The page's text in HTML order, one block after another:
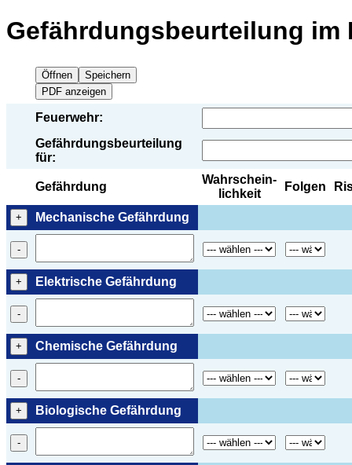
Gefährdungsbeurteilung im
Öffnen
Feuerwehr:
Gefährdungsbeurteilung
für:
Gefährdung
Wahrschein-
lichkeit
Folgen
+ Mechanische Gefährdung
-
+ Elektrische Gefährdung
-
+ Chemische Gefährdung
-
+ Biologische Gefährdung
-